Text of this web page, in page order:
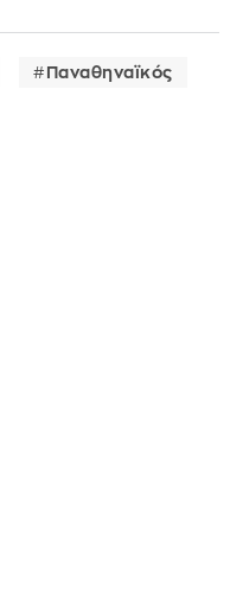
Παναθηναϊκός